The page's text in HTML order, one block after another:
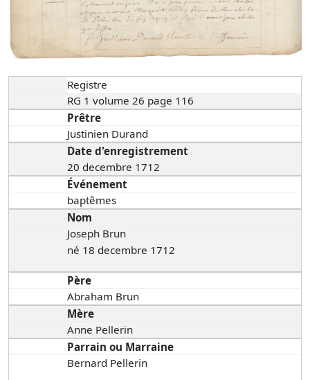
Registre
RG 1 volume 26 page 116
Prêtre
Justinien Durand
Date d'enregistrement
20 decembre 1712
Événement
baptêmes
Nom
Joseph Brun
né 18 decembre 1712
Père
Abraham Brun
Mère
Anne Pellerin
Parrain ou Marraine
Bernard Pellerin